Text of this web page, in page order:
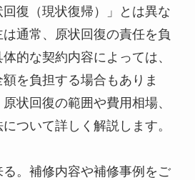
復（現状復帰）」とは異な
通常、原状回復の責任を負
的な契約内容によっては、
を負担する場合もありま
状回復の範囲や費用相場、
ついて詳しく解説します。
。補修内容や補修事例をご